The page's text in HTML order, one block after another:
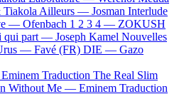
Tiakola Ailleurs — Josman Interlude
— Ofenbach 1 2 3 4 — ZOKUSH
qui part — Joseph Kamel Nouvelles
— Favé (FR) DIE — Gazo
Eminem Traduction The Real Slim
Without Me — Eminem Traduction